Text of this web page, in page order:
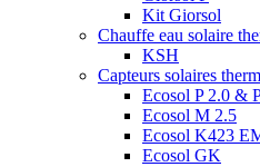
Kit Giorsol
Chauffe eau solaire
KSH
Capteurs solaires
Ecosol P 2.0 &
Ecosol M 2.5
Ecosol K423
Ecosol GK